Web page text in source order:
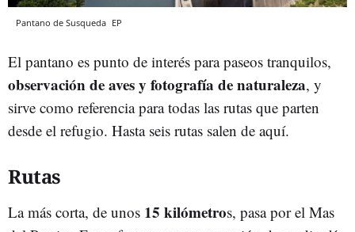
Pantano de Susqueda EP
El pantano es punto de interés para paseos tranquilos,
observación de aves y fotografía de naturaleza, y
sirve como referencia para todas las rutas que parten
desde el refugio. Hasta seis rutas salen de aquí.
Rutas
La más corta, de unos 15 kilómetros, pasa por el Mas